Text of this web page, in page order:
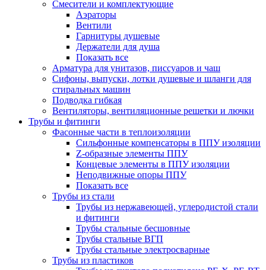
Смесители и комплектующие
Аэраторы
Вентили
Гарнитуры душевые
Держатели для душа
Показать все
Арматура для унитазов, писсуаров и чаш
Сифоны, выпуски, лотки душевые и шланги для
стиральных машин
Подводка гибкая
Вентиляторы, вентиляционные решетки и лючки
Трубы и фитинги
Фасонные части в теплоизоляции
Cильфонные компенсаторы в ППУ изоляции
Z-образные элементы ППУ
Концевые элементы в ППУ изоляции
Неподвижные опоры ППУ
Показать все
Трубы из стали
Трубы из нержавеющей, углеродистой стали
и фитинги
Трубы стальные бесшовные
Трубы стальные ВГП
Трубы стальные электросварные
Трубы из пластиков